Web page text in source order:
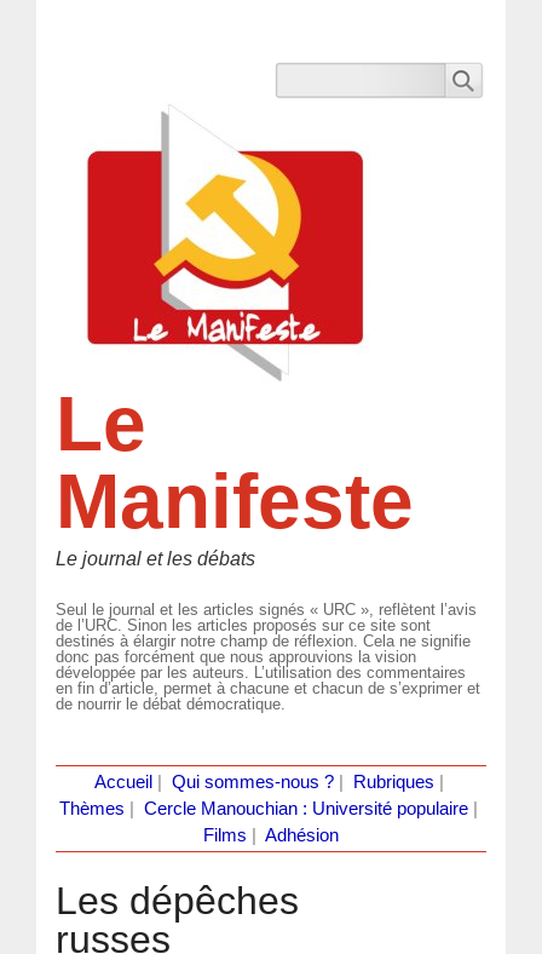
Le
Manifeste
Le journal et les débats
Seul le journal et les articles signés « URC », reflètent l’avis
de l’URC. Sinon les articles proposés sur ce site sont
destinés à élargir notre champ de réflexion. Cela ne signifie
donc pas forcément que nous approuvions la vision
développée par les auteurs. L’utilisation des commentaires
en fin d’article, permet à chacune et chacun de s’exprimer et
de nourrir le débat démocratique.
Accueil Qui sommes-nous ?| Rubriques
Thèmes
Cercle Manouchian : Université populaire
Films
Adhésion
Les dépêches
russes